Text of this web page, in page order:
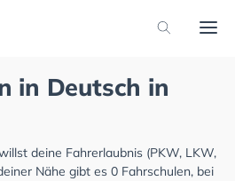
in Deutsch in
deine Fahrerlaubnis (PKW, LKW,
Nähe gibt es 0 Fahrschulen, bei